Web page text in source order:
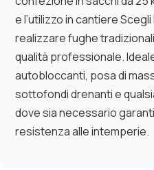
e l’utilizzo in cantiere
realizzare fughe
qualità professionale.
autobloccanti, posa di
sottofondi drenanti e
dove sia necessario
resistenza alle intemperie.